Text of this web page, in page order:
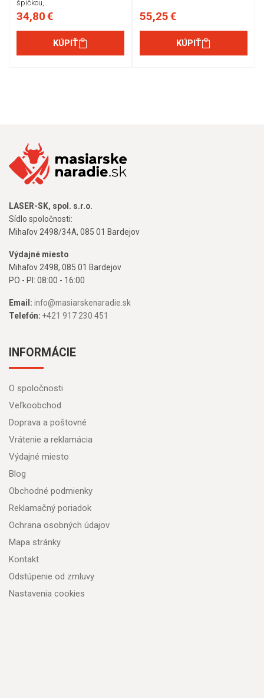
špičkou,…
34,80 €
KÚPIŤ
55,25 €
KÚPIŤ
LASER-SK, spol. s.r.o.
Sídlo spoločnosti:
Mihaľov 2498/34A, 085 01 Bardejov
Výdajné miesto
Mihaľov 2498, 085 01 Bardejov
PO - PI: 08:00 - 16:00
Email: info@masiarskenaradie.sk
Telefón: +421 917 230 451
INFORMÁCIE
O spoločnosti
Veľkoobchod
Doprava a poštovné
Vrátenie a reklamácia
Výdajné miesto
Blog
Obchodné podmienky
Reklamačný poriadok
Ochrana osobných údajov
Mapa stránky
Kontakt
Odstúpenie od zmluvy
Nastavenia cookies